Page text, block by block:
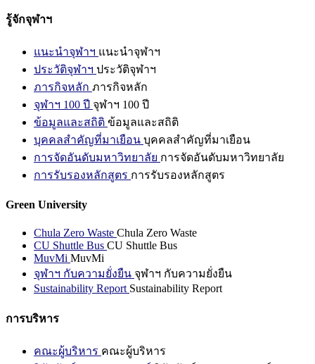
รู้จักจุฬาฯ
แนะนำจุฬาฯ แนะนำจุฬาฯ
ประวัติจุฬาฯ ประวัติจุฬาฯ
ภารกิจหลัก ภารกิจหลัก
จุฬาฯ 100 ปี จุฬาฯ 100 ปี
ข้อมูลและสถิติ ข้อมูลและสถิติ
บุคคลสำคัญที่มาเยือน บุคคลสำคัญที่มาเยือน
การจัดอันดับมหาวิทยาลัย การจัดอันดับมหาวิทยาลัย
การรับรองหลักสูตร การรับรองหลักสูตร
Green University
Chula Zero Waste Chula Zero Waste
CU Shuttle Bus CU Shuttle Bus
MuvMi MuvMi
จุฬาฯ กับความยั่งยืน จุฬาฯ กับความยั่งยืน
Sustainability Report Sustainability Report
การบริหาร
คณะผู้บริหาร คณะผู้บริหาร